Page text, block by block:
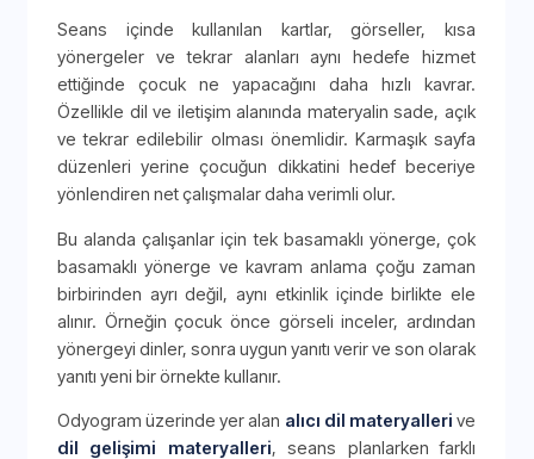
Seans içinde kullanılan kartlar, görseller, kısa
yönergeler ve tekrar alanları aynı hedefe hizmet
ettiğinde çocuk ne yapacağını daha hızlı kavrar.
Özellikle dil ve iletişim alanında materyalin sade, açık
ve tekrar edilebilir olması önemlidir. Karmaşık sayfa
düzenleri yerine çocuğun dikkatini hedef beceriye
yönlendiren net çalışmalar daha verimli olur.
Bu alanda çalışanlar için tek basamaklı yönerge, çok
basamaklı yönerge ve kavram anlama çoğu zaman
birbirinden ayrı değil, aynı etkinlik içinde birlikte ele
alınır. Örneğin çocuk önce görseli inceler, ardından
yönergeyi dinler, sonra uygun yanıtı verir ve son olarak
yanıtı yeni bir örnekte kullanır.
Odyogram üzerinde yer alan alıcı dil materyalleri ve
dil gelişimi materyalleri, seans planlarken farklı